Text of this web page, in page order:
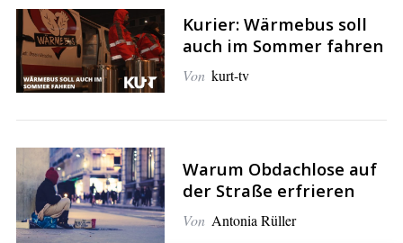
Kurier: Wärmebus soll
auch im Sommer fahren
Von kurt-tv
Warum Obdachlose auf
der Straße erfrieren
Von Antonia Rüller
c
h
f
o
r